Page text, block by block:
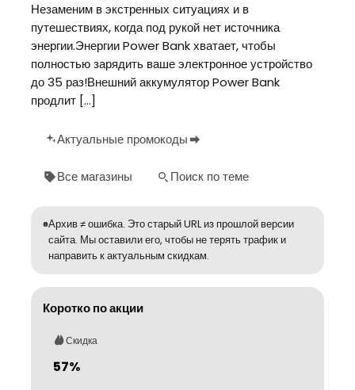
Незаменим в экстренных ситуациях и в
путешествиях, когда под рукой нет источника
энергии.Энергии Power Bank хватает, чтобы
полностью зарядить ваше электронное устройство
до 35 раз!Внешний аккумулятор Power Bank
продлит […]
Актуальные промокоды
Все магазины Поиск по теме
Архив ≠ ошибка. Это старый URL из прошлой версии
сайта. Мы оставили его, чтобы не терять трафик и
направить к актуальным скидкам.
Коротко по акции
Скидка
57%